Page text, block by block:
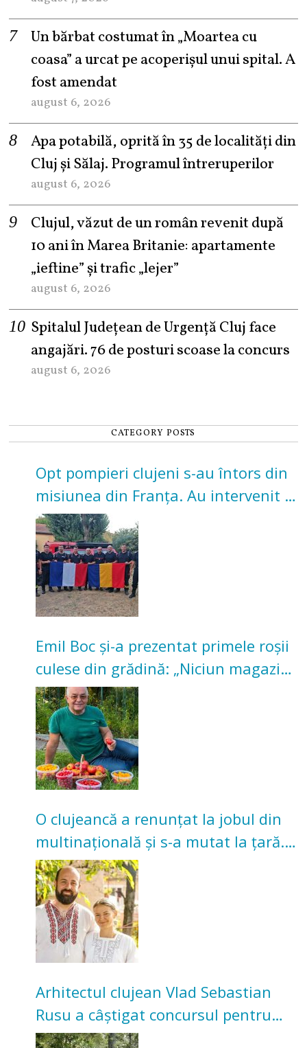
Un bărbat costumat în „Moartea cu
coasa” a urcat pe acoperișul unui spital. A
fost amendat
august 6, 2026
Apa potabilă, oprită în 35 de localități din
Cluj și Sălaj. Programul întreruperilor
august 6, 2026
Clujul, văzut de un român revenit după
10 ani în Marea Britanie: apartamente
„ieftine” și trafic „lejer”
august 6, 2026
Spitalul Județean de Urgență Cluj face
angajări. 76 de posturi scoase la concurs
august 6, 2026
CATEGORY POSTS
Opt pompieri clujeni s-au întors din
misiunea din Franța. Au intervenit la
incendii de vegetație și pădure
Emil Boc și-a prezentat primele roșii
culese din grădină: „Niciun magazin
nu poate oferi această satisfacție”
O clujeancă a renunțat la jobul din
multinațională și s-a mutat la țară.
Acum cultivă legume în grădina
bunicilor
Arhitectul clujean Vlad Sebastian
Rusu a câștigat concursul pentru
transformarea Grădinii Casei